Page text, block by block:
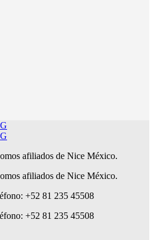
afiliados de Nice México.
afiliados de Nice México.
+52 81 235 45508
+52 81 235 45508